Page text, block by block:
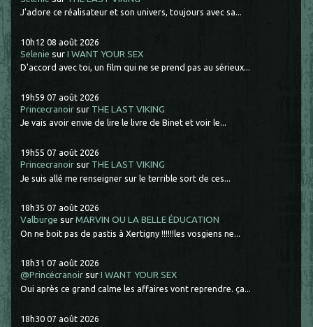
J'adore ce réalisateur et son univers, toujours avec sa...
10h12 08 août 2026
Selenie surI WANT YOUR SEX
D'accord avec toi, un film qui ne se prend pas au sérieux...
19h59 07 août 2026
Princecranoir sur THE LAST VIKING
Je vais avoir envie de lire le livre de Binet et voir le...
19h55 07 août 2026
Princecranoir sur THE LAST VIKING
Je suis allé me renseigner sur le terrible sort de ces...
18h35 07 août 2026
Valburge surMARVIN OU LA BELLE ÉDUCATION
On ne boit pas de pastis à Xertigny !!!!!!les vosgiens ne...
18h31 07 août 2026
@Princécranoir surI WANT YOUR SEX
Oui après ce grand calme les affaires vont reprendre. ça...
18h30 07 août 2026